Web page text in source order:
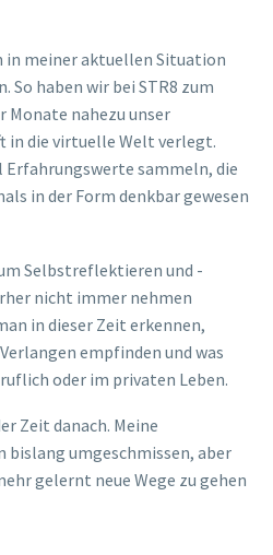
in meiner aktuellen Situation
haben wir bei STR8 zum
Monate nahezu unser
in die virtuelle Welt verlegt.
Erfahrungswerte sammeln, die
in der Form denkbar gewesen
Selbstreflektieren und -
nicht immer nehmen
in dieser Zeit erkennen,
empfinden und was
oder im privaten Leben.
Zeit danach. Meine
bislang umgeschmissen, aber
gelernt neue Wege zu gehen